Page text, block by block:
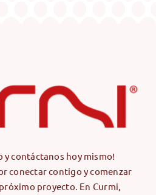
y contáctanos hoy mismo!
conectar contigo y comenzar
proyecto. En Curmi,